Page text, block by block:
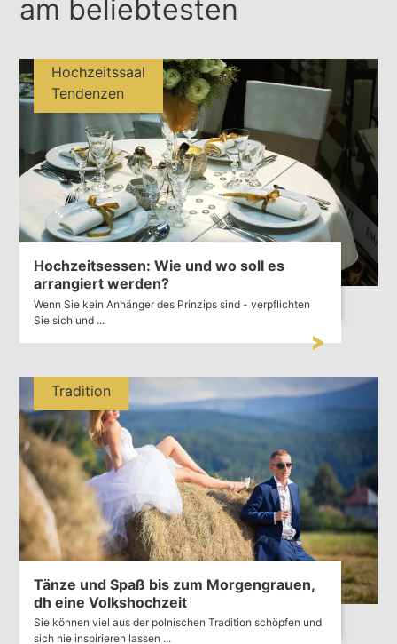
am beliebtesten
Hochzeitsessen: Wie und wo soll es
arrangiert werden?
Wenn Sie kein Anhänger des Prinzips sind - verpflichten
Sie sich und ...
Hochzeitssaal
Tendenzen
Tänze und Spaß bis zum Morgengrauen,
dh eine Volkshochzeit
Sie können viel aus der polnischen Tradition schöpfen und
sich nie inspirieren lassen ...
Tradition